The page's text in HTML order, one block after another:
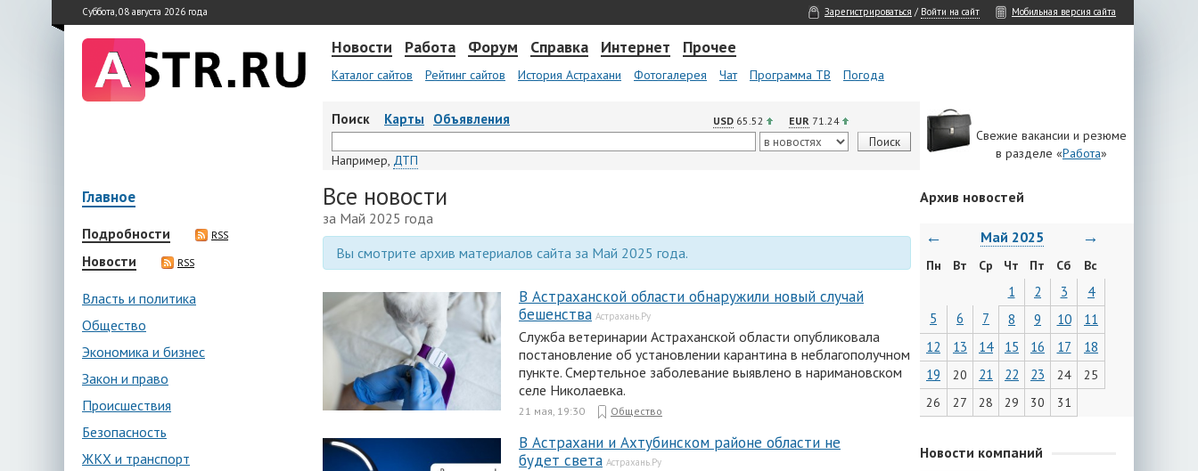
Суббота, 08 августа 2026 года Зарегистрироваться / Войти на сайт Мобильная версия сайта
Новости Работа Форум Справка Интернет Прочее
Каталог сайтов Рейтинг сайтов История Астрахани Фотогалерея Чат Программа ТВ Погода
Поиск Карты Объявления USD 65.52 EUR 71.24
Например, ДТП
Свежие вакансии и резюме
в разделе «Работа»
Главное
Подробности RSS
Новости RSS
Власть и политика
Общество
Экономика и бизнес
Закон и право
Происшествия
Безопасность
ЖКХ и транспорт
Все новости
за Май 2025 года
Вы смотрите архив материалов сайта за Май 2025 года.
В Астраханской области обнаружили новый случай
бешенства Астрахань.Ру
Служба ветеринарии Астраханской области опубликовала
постановление об установлении карантина в неблагополучном
пункте. Смертельное заболевание выявлено в наримановском
селе Николаевка.
21 мая, 19:30 Общество
В Астрахани и Ахтубинском районе области не
будет света Астрахань.Ру
Архив новостей
← Май 2025 →
Пн Вт Ср Чт Пт Сб Вс
1 2 3
4
5
6 7 8 9 10
11
12
13 14 15 16 17
18
19
20 21 22 23 24
25
26
27 28 29 30 31
Новости компаний